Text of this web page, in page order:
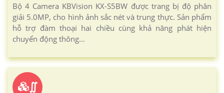
Bộ 4 Camera KBVision KX-S5BW được trang bị độ phân
giải 5.0MP, cho hình ảnh sắc nét và trung thực. Sản phẩm
hỗ trợ đàm thoại hai chiều cùng khả năng phát hiện
chuyển động thông...
∬